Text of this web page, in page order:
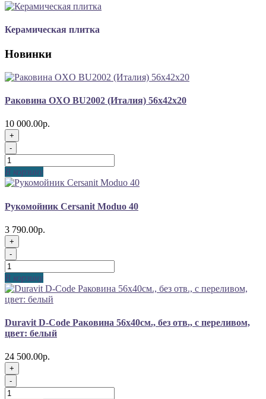
Керамическая плитка
Новинки
Раковина OXO BU2002 (Италия) 56x42x20
10 000.00р.
+
-
В корзину
Рукомойник Cersanit Moduo 40
3 790.00р.
+
-
В корзину
Duravit D-Code Раковина 56х40см., без отв., с переливом,
цвет: белый
24 500.00р.
+
-